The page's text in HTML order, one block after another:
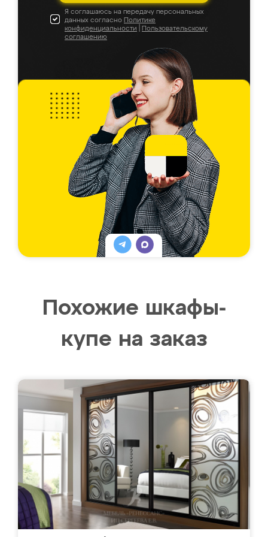
Я соглашаюсь на передачу персональных
данных согласно Политике
конфиденциальности
Пользовательскому
соглашению
Похожие шкафы-
купе на заказ